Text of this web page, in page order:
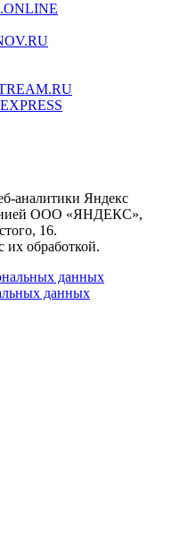
аналитики Яндекс
ООО «ЯНДЕКС»,
16.
их обработкой.
данных
данных